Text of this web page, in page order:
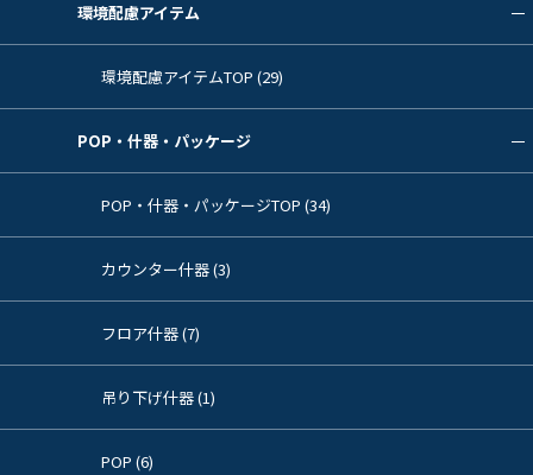
環境配慮アイテム
環境配慮アイテムTOP (29)
POP・什器・パッケージ
POP・什器・パッケージTOP (34)
カウンター什器 (3)
フロア什器 (7)
吊り下げ什器 (1)
POP (6)